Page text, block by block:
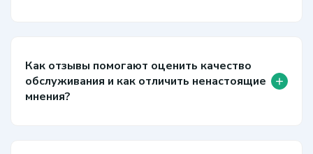
Как отзывы помогают оценить качество
обслуживания и как отличить ненастоящие
мнения?
+